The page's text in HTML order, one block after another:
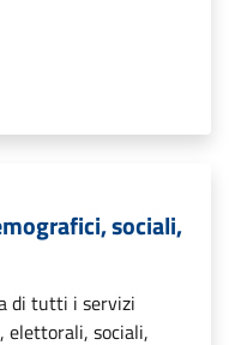
sociali,
di tutti i servizi
sociali,